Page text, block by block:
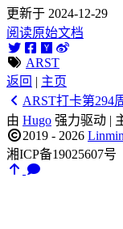
更新于 2024-12-29
阅读原始文档
ARST
返回 | 主页
ARST打卡第294
由 Hugo 强力驱动 |
2019 - 2026
湘ICP备19025607号